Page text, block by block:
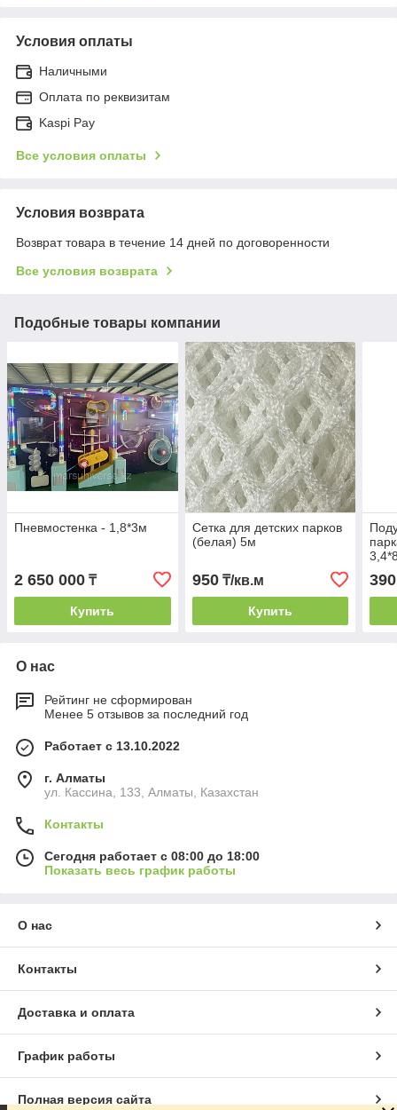
Условия оплаты
Наличными
Оплата по реквизитам
Kaspi Pay
Все условия оплаты
Условия возврата
Возврат товара в течение 14 дней по договоренности
Все условия возврата
Подобные товары компании
Пневмостенка - 1,8*3м
2 650 000 ₸
Купить
Сетка для детских парков
(белая) 5м
950₸/кв.м
Купить
О нас
Рейтинг не сформирован
Менее 5 отзывов за последний год
Работает с 13.10.2022
г. Алматы
ул. Кассина, 133, Алматы, Казахстан
Контакты
Сегодня работает с 08:00 до 18:00
Показать весь график работы
О нас
Контакты
Доставка и оплата
График работы
Полная версия сайта